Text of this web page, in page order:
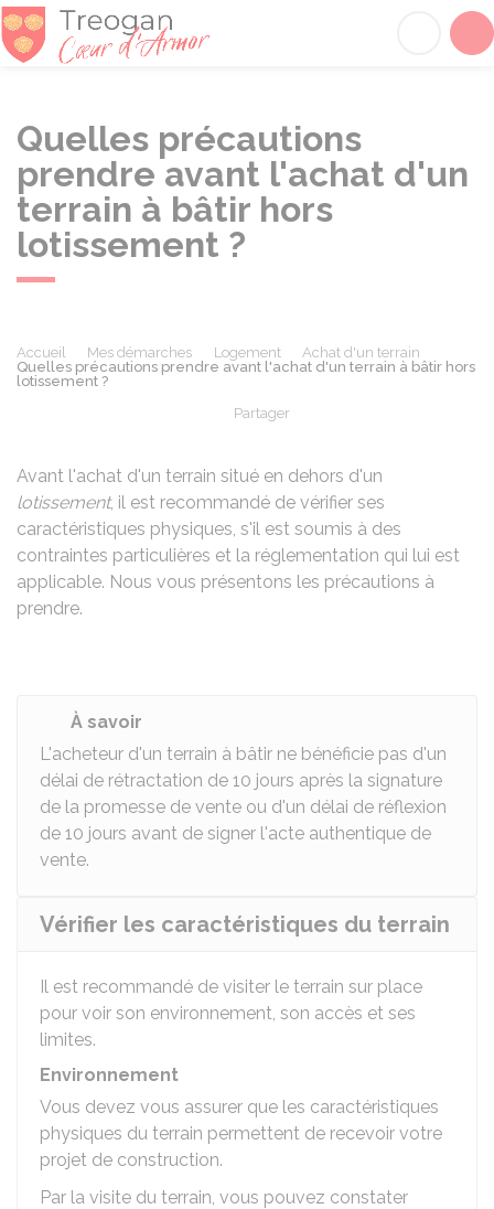
Quelles précautions
prendre avant l'achat d'un
terrain à bâtir hors
lotissement ?
Accueil Mes démarches Logement
Achat d'un terrain
Quelles précautions prendre avant l'achat d'un terrain à bâtir hors
lotissement ?
Partager
Avant l'achat d'un terrain situé en dehors d'un
lotissement, il est recommandé de vérifier ses
caractéristiques physiques, s'il est soumis à des
contraintes particulières et la réglementation qui lui est
applicable. Nous vous présentons les précautions à
prendre.
À savoir
L'acheteur d'un terrain à bâtir ne bénéficie pas d'un
délai de rétractation de 10 jours après la signature
de la promesse de vente ou d'un délai de réflexion
de 10 jours avant de signer l'acte authentique de
vente.
Vérifier les caractéristiques du terrain
Il est recommandé de visiter le terrain sur place
pour voir son environnement, son accès et ses
limites.
Environnement
Vous devez vous assurer que les caractéristiques
physiques du terrain permettent de recevoir votre
projet de construction.
Par la visite du terrain, vous pouvez constater